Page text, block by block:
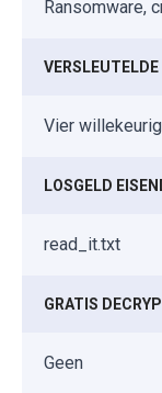
Ransomware,
Vier
LOSGELD
read_it.txt
GRATIS
Geen